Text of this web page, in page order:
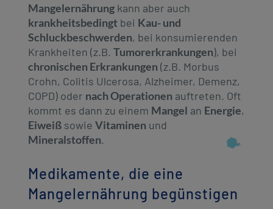
Mangelernährungkann aber auch
krankheitsbedingtbei Kau- und
Schluckbeschwerden, bei konsumierenden
Krankheiten (z.B. Tumorerkrankungen), bei
chronischen Erkrankungen (z.B. Morbus
Crohn, Colitis Ulcerosa, Alzheimer, Demenz,
COPD) oder nach Operationen auftreten. Oft
kommt es dann zu einem Mangel an Energie,
Eiweißsowie Vitaminen und
Mineralstoffen.
Medikamente, die eine
Mangelernährung begünstigen